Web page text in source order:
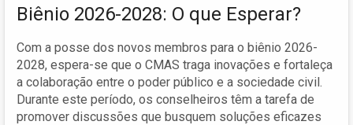
Biênio 2026-2028: O que Esperar?
Com a posse dos novos membros para o biênio 2026-
2028, espera-se que o CMAS traga inovações e fortaleça
a colaboração entre o poder público e a sociedade civil.
Durante este período, os conselheiros têm a tarefa de
promover discussões que busquem soluções eficazes